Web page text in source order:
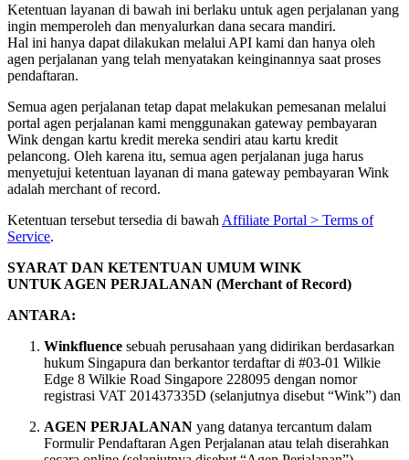
Ketentuan layanan di bawah ini berlaku untuk agen perjalanan yang
ingin memperoleh dan menyalurkan dana secara mandiri.
Hal ini hanya dapat dilakukan melalui API kami dan hanya oleh
agen perjalanan yang telah menyatakan keinginannya saat proses
pendaftaran.
Semua agen perjalanan tetap dapat melakukan pemesanan melalui
portal agen perjalanan kami menggunakan gateway pembayaran
Wink dengan kartu kredit mereka sendiri atau kartu kredit
pelancong. Oleh karena itu, semua agen perjalanan juga harus
menyetujui ketentuan layanan di mana gateway pembayaran Wink
adalah merchant of record.
Ketentuan tersebut tersedia di bawah Affiliate Portal > Terms of
Service.
SYARAT DAN KETENTUAN UMUM WINK
UNTUK AGEN PERJALANAN (Merchant of Record)
ANTARA:
Winkfluence sebuah perusahaan yang didirikan berdasarkan
hukum Singapura dan berkantor terdaftar di #03-01 Wilkie
Edge 8 Wilkie Road Singapore 228095 dengan nomor
registrasi VAT 201437335D (selanjutnya disebut “Wink”) dan
AGEN PERJALANAN yang datanya tercantum dalam
Formulir Pendaftaran Agen Perjalanan atau telah diserahkan